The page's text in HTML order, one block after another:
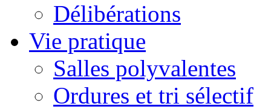
Délibérations
Vie pratique
Salles polyvalentes
Ordures et tri sélectif